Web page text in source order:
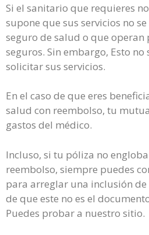
Si el sanitario que requieres
supone que sus servicios no
seguro de salud o que
seguros. Sin embargo, Esto
solicitar sus servicios.
En el caso de que eres
salud con reembolso, tu
gastos del médico.
Incluso, si tu póliza no
reembolso, siempre puedes
para arreglar una inclusión de
de que este no es el
Puedes probar a nuestro sitio.